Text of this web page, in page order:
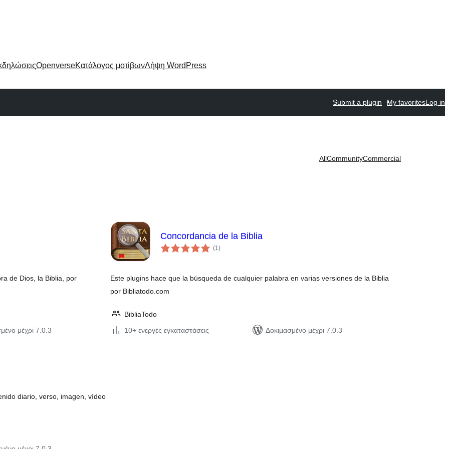
OpenverseΚατάλογος μοτίβωνΛήψη WordPress
Submit a plugin My favoritesLog in
AllCommunityCommercial
de Dios, la Biblia, por
μέχρι 7.0.3
Concordancia de la Biblia
(1αξιολογήσεις
σύνολο
)
Este plugins hace que la búsqueda de cualquier palabra en varias versiones de la Biblia
por Bibliatodo.com
BibliaTodo
10+ ενεργές εγκαταστάσεις
Δοκιμασμένο μέχρι 7.0.3
diario, verso, imagen, vídeo